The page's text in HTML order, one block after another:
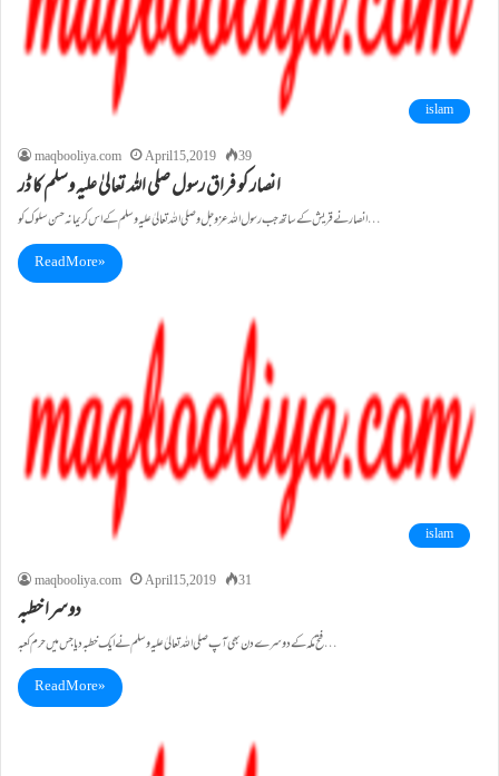
islam
maqbooliya.com
April 15, 2019 39
انصار کو فراق رسول صلی اللہ تعالیٰ علیہ وسلم کا ڈر
انصار نے قریش کے ساتھ جب رسول اللہ عزوجل وصلی اللہ تعالیٰ علیہ وسلم کے اس کریمانہ حسن سلوک کو…
Read More »
islam
maqbooliya.com
April 15, 2019 31
دوسرا خطبہ
فتح مکہ کے دوسرے دن بھی آپ صلی اللہ تعالیٰ علیہ وسلم نے ایک خطبہ دیا جس میں حرم کعبہ…
Read More »